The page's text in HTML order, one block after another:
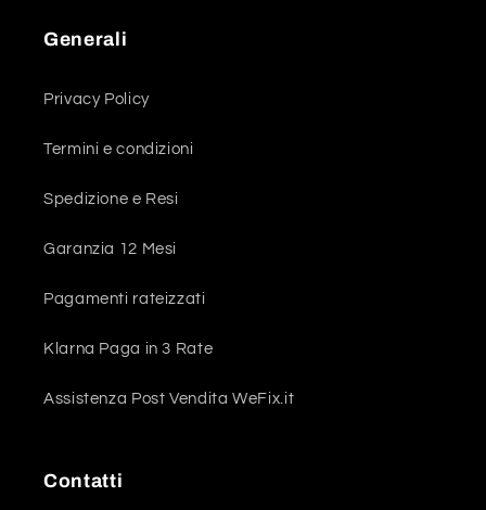
Generali
Privacy Policy
Termini e condizioni
Spedizione e Resi
Garanzia 12 Mesi
Pagamenti rateizzati
Klarna Paga in 3 Rate
Assistenza Post Vendita WeFix.it
Contatti